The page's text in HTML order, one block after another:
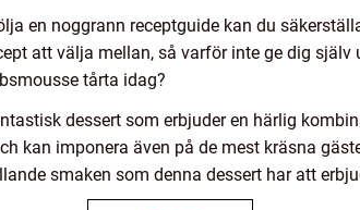
en noggrann receptguide kan du
att välja mellan, så varför inte ge dig
tårta idag?
dessert som erbjuder en härlig
kan imponera även på de mest kräsna
smaken som denna dessert har att